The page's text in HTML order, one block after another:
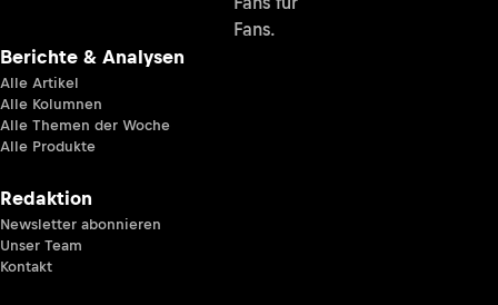
Fans.
Berichte & Analysen
Alle Artikel
Alle Kolumnen
Alle Themen der Woche
Alle Produkte
Redaktion
Newsletter abonnieren
Unser Team
Kontakt